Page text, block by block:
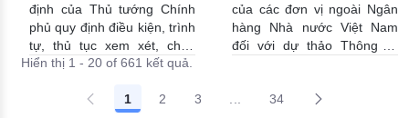
định của Thủ tướng Chính
phủ quy định điều kiện, trình
tự, thủ tục xem xét, chấp
thuận cho Tổ chức kinh tế
lãnh cho người không cư trú
của các đơn vị ngoài Ngân
hàng Nhà nước Việt Nam
đối với dự thảo Thông tư
định về chế độ báo cáo định
Hiển thị 1 - 20 of 661 kết quả.
1 2 3 Trang trung gian Use TAB
34